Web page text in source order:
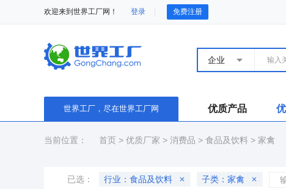
欢迎来到世界工厂网！ 登录 免费注册
企业
世界工厂，尽在世界工厂网 优质产品
当前位置： 首页 > 优质厂家 > 消费品 > 食品及饮料 > 家禽
已选： 行业：食品及饮料 子类：家禽